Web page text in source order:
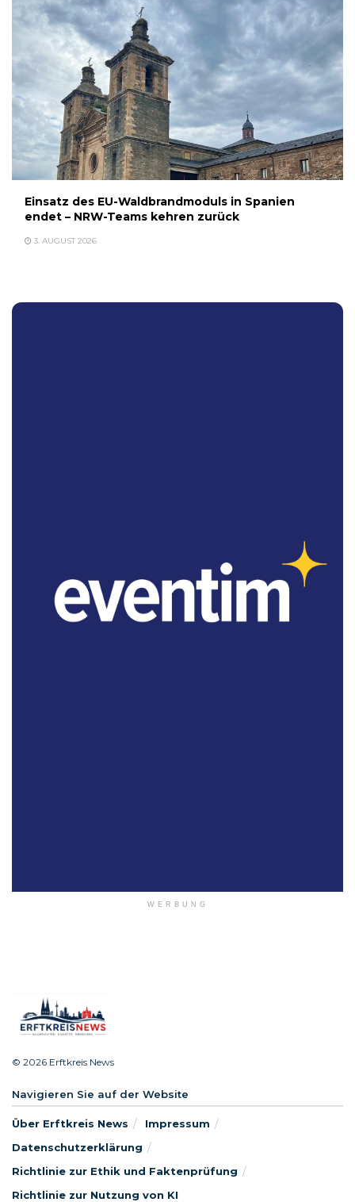
Einsatz des EU-Waldbrandmoduls in Spanien
endet – NRW-Teams kehren zurück
3. AUGUST 2026
WERBUNG
© 2026 Erftkreis News
Navigieren Sie auf der Website
Über Erftkreis News
Impressum
Datenschutzerklärung
Richtlinie zur Ethik und Faktenprüfung
Richtlinie zur Nutzung von KI